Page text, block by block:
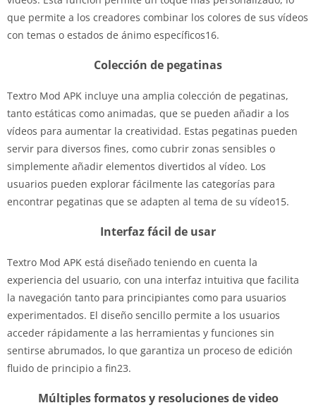
que permite a los creadores combinar los colores de sus vídeos
con temas o estados de ánimo específicos16.
Colección de pegatinas
Textro Mod APK incluye una amplia colección de pegatinas,
tanto estáticas como animadas, que se pueden añadir a los
vídeos para aumentar la creatividad. Estas pegatinas pueden
servir para diversos fines, como cubrir zonas sensibles o
simplemente añadir elementos divertidos al vídeo. Los
usuarios pueden explorar fácilmente las categorías para
encontrar pegatinas que se adapten al tema de su vídeo15.
Interfaz fácil de usar
Textro Mod APK está diseñado teniendo en cuenta la
experiencia del usuario, con una interfaz intuitiva que facilita
la navegación tanto para principiantes como para usuarios
experimentados. El diseño sencillo permite a los usuarios
acceder rápidamente a las herramientas y funciones sin
sentirse abrumados, lo que garantiza un proceso de edición
fluido de principio a fin23.
Múltiples formatos y resoluciones de video